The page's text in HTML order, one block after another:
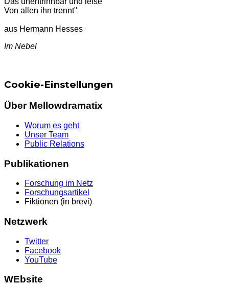
Von allen ihn trennt"
aus Hermann Hesses
Im Nebel
Cookie-Einstellungen
Über Mellowdramatix
Worum es geht
Unser Team
Public Relations
Publikationen
Forschung im Netz
Forschungsartikel
Fiktionen (in brevi)
Netzwerk
Twitter
Facebook
YouTube
WEbsite